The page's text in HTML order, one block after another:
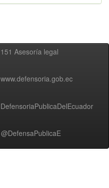
151 Asesoría legal
www.defensoria.gob.ec
DefensoriaPublicaDelEcuador
@DefensaPublicaE